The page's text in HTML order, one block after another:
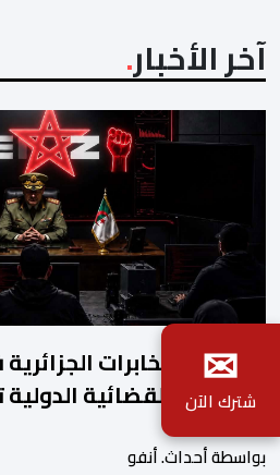
آخر الأخبار
الملاحقة القضائية الدولية
بواسطة أحداث. أنفو
✉
شترك الآن